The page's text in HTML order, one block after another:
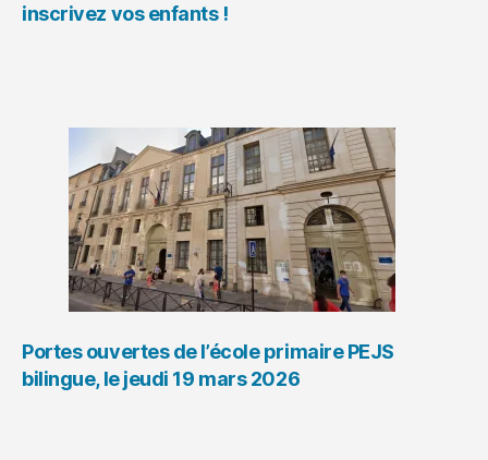
inscrivez vos enfants !
Portes ouvertes de l’école primaire PEJS
bilingue, le jeudi 19 mars 2026